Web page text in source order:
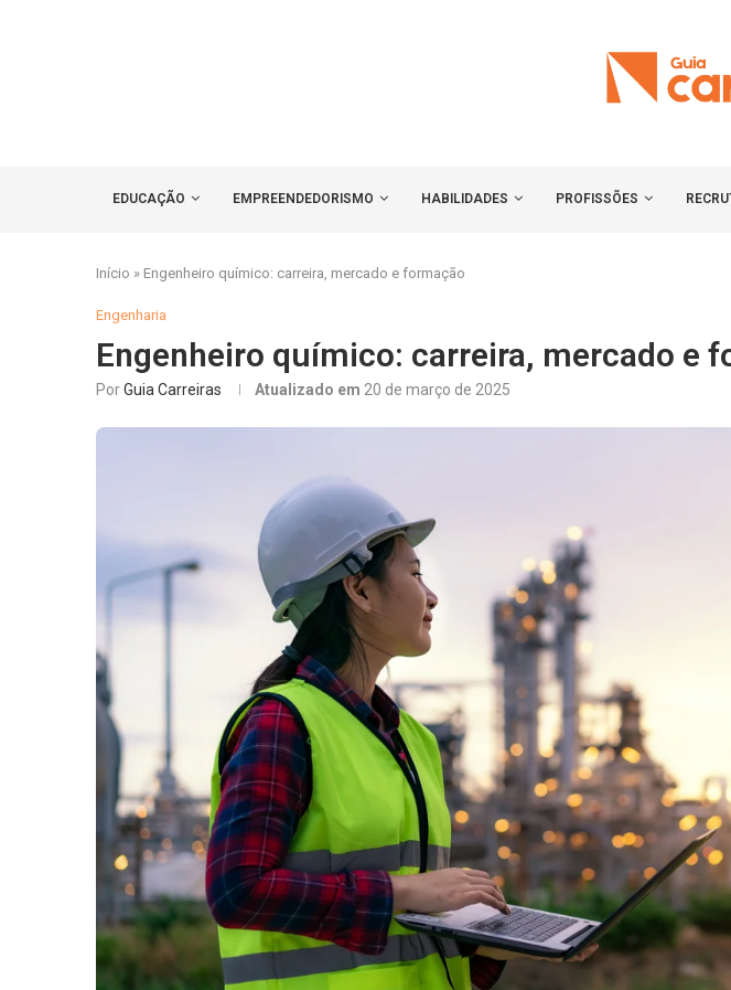
EDUCAÇÃO EMPREENDEDORISMO HABILIDADES PROFISSÕES
Início » Engenheiro químico: carreira, mercado e formação
Engenharia
Engenheiro químico: carreira, mercado e
PorGuia Carreiras Atualizado em 20 de março de 2025